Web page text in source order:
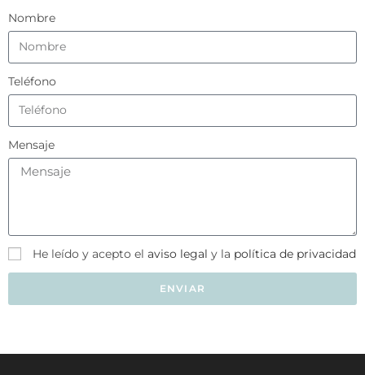
Nombre
Teléfono
Mensaje
He leído y acepto el aviso legal y la política de privacidad
ENVIAR